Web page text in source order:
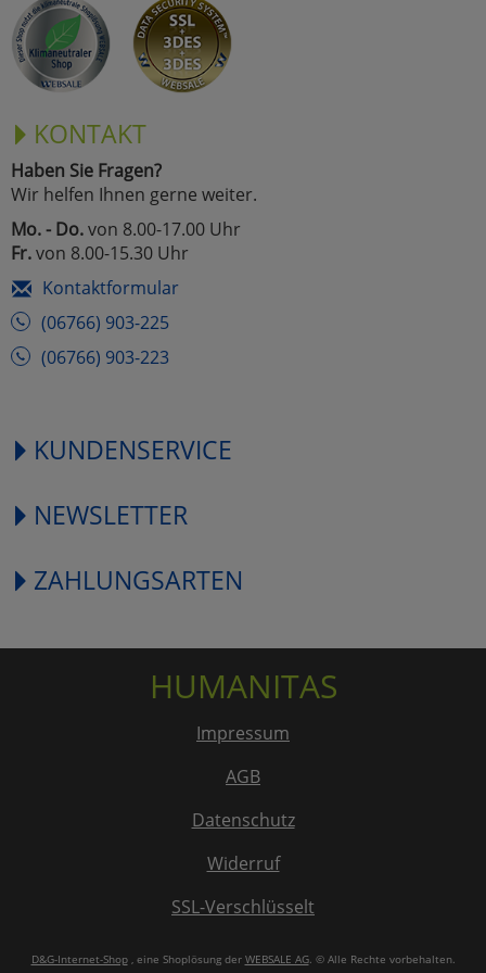
KONTAKT
Haben Sie Fragen?
Wir helfen Ihnen gerne weiter.
Mo. - Do.von 8.00-17.00 Uhr
Fr.von 8.00-15.30 Uhr
Kontaktformular
(06766) 903-225
(06766) 903-223
KUNDENSERVICE
NEWSLETTER
ZAHLUNGSARTEN
HUMANITAS
Impressum
AGB
Datenschutz
Widerruf
SSL-Verschlüsselt
D&G-Internet-Shop, eine Shoplösung der WEBSALE AG. © Alle Rechte vorbehalten.
Marketing
Alle Akzeptieren
Cookies
Einstellungen speichern